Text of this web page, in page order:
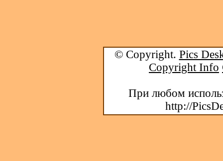
© Copyright. Pics
Copyright Info
При любом
http://